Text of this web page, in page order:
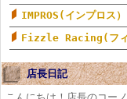
IMPROS(インプロス）
Fizzle Racing(フィ
店長日記